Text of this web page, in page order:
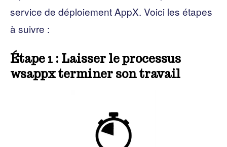
service de déploiement AppX. Voici les étapes
à suivre :
Étape 1 : Laisser le processus
wsappx terminer son travail